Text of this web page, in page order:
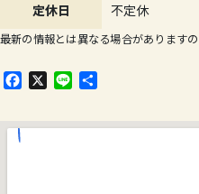
定休日 不定休
最新の情報とは異なる場合があります
F
e
X
L
e